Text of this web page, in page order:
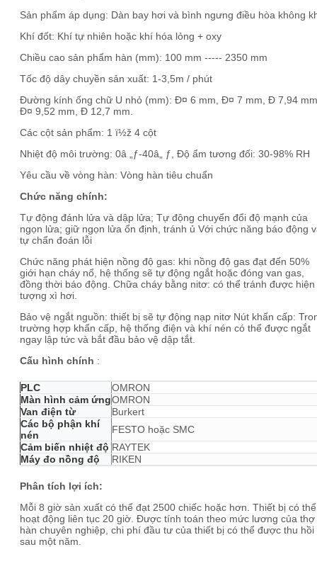
Sản phẩm áp dụng: Dàn bay hơi và bình ngưng điều hòa không
Khí đốt: Khí tự nhiên hoặc khí hóa lỏng + oxy
Chiều cao sản phẩm hàn (mm): 100 mm ----- 2350 mm
Tốc độ dây chuyền sản xuất: 1-3,5m / phút
Đường kính ống chữ U nhỏ (mm): Ð¤ 6 mm, Ð¤ 7 mm, Ð 7,94 mm
Ð¤ 9,52 mm, Ð 12,7 mm.
Các cột sản phẩm: 1 ï½ž 4 cột
Nhiệt độ môi trường: 0â „ƒ-40â„ ƒ, Độ ẩm tương đối: 30-98% RH
Yêu cầu về vòng hàn: Vòng hàn tiêu chuẩn
Chức năng chính:
Tự động đánh lửa và dập lửa; Tự động chuyển đổi độ mạnh của
ngọn lửa; giữ ngọn lửa ổn định, tránh ủ Với chức năng báo động
tự chẩn đoán lỗi
Chức năng phát hiện nồng độ gas: khi nồng độ gas đạt đến 50%
giới hạn cháy nổ, hệ thống sẽ tự động ngắt hoặc đóng van gas,
đồng thời báo động. Chữa cháy bằng nitơ: có thể tránh được hiện
tượng xì hơi.
Bảo vệ ngắt nguồn: thiết bị sẽ tự động nạp nitơ Nút khẩn cấp:
trường hợp khẩn cấp, hệ thống điện và khí nén có thể được ngắt
ngay lập tức và bắt đầu bảo vệ dập tắt.
Cấu hình chính :
PLC
OMRON
Màn hình cảm ứngOMRON
Van điện từ
Burkert
Các bộ phận khí
nén
FESTO hoặc SMC
Cảm biến nhiệt độ RAYTEK
Máy đo nồng độ
RIKEN
Phân tích lợi ích:
Mỗi 8 giờ sản xuất có thể đạt 2500 chiếc hoặc hơn. Thiết bị có thể
hoạt động liên tục 20 giờ. Được tính toán theo mức lương của thợ
hàn chuyên nghiệp, chi phí đầu tư của thiết bị có thể được thu hồi
sau một năm.